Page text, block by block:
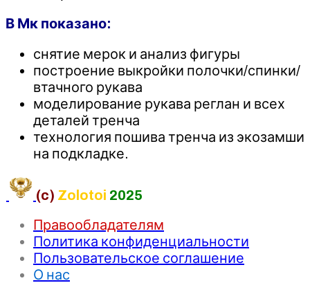
В Мк показано:
снятие мерок и анализ фигуры
построение выкройки полочки/спинки/
втачного рукава
моделирование рукава реглан и всех
деталей тренча
технология пошива тренча из экозамши
на подкладке.
(c) Zolotoi 2025
Правообладателям
Политика конфиденциальности
Пользовательское соглашение
О нас